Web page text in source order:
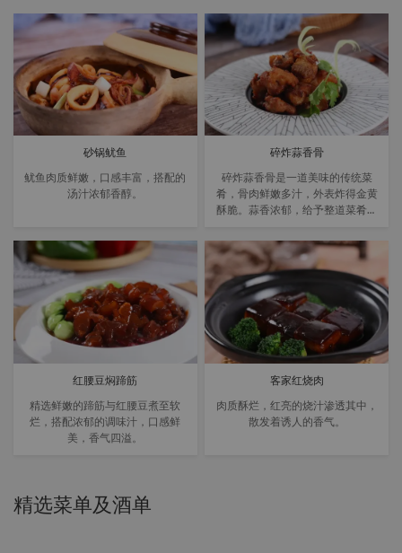
砂锅鱿鱼
鱿鱼肉质鲜嫩，口感丰富，搭配的
汤汁浓郁香醇。
碎炸蒜香骨
碎炸蒜香骨是一道美味的传统菜
肴，骨肉鲜嫩多汁，外表炸得金黄
酥脆。蒜香浓郁，给予整道菜肴独
红腰豆焖蹄筋
精选鲜嫩的蹄筋与红腰豆煮至软
烂，搭配浓郁的调味汁，口感鲜
美，香气四溢。
客家红烧肉
肉质酥烂，红亮的烧汁渗透其中，
散发着诱人的香气。
精选菜单及酒单